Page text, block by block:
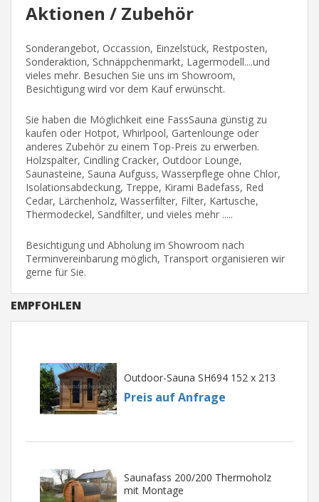
EMPFOHLEN
Outdoor-Sauna SH694 152 x 213
Preis auf Anfrage
Saunafass 200/200 Thermoholz
mit Montage
Aktionen / Zubehör
Sonderangebot, Occassion, Einzelstück, Restposten,
Sonderaktion, Schnäppchenmarkt, Lagermodell....und
vieles mehr. Besuchen Sie uns im Showroom,
Besichtigung wird vor dem Kauf erwünscht.
Sie haben die Möglichkeit eine FassSauna günstig zu
kaufen oder Hotpot, Whirlpool, Gartenlounge oder
anderes Zubehör zu einem Top-Preis zu erwerben.
Holzspalter, Cindling Cracker, Outdoor Lounge,
Saunasteine, Sauna Aufguss, Wasserpflege ohne Chlor,
Isolationsabdeckung, Treppe, Kirami Badefass, Red
Cedar, Lärchenholz, Wasserfilter, Filter, Kartusche,
Thermodeckel, Sandfilter, und vieles mehr .....
Besichtigung und Abholung im Showroom nach
Terminvereinbarung möglich, Transport organisieren wir
gerne für Sie.